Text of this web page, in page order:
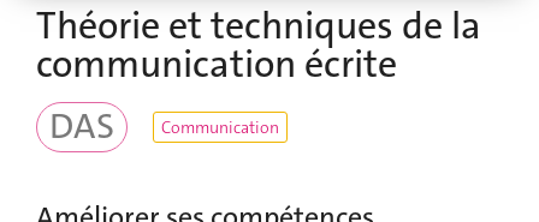
Théorie et techniques de la
communication écrite
DAS Communication